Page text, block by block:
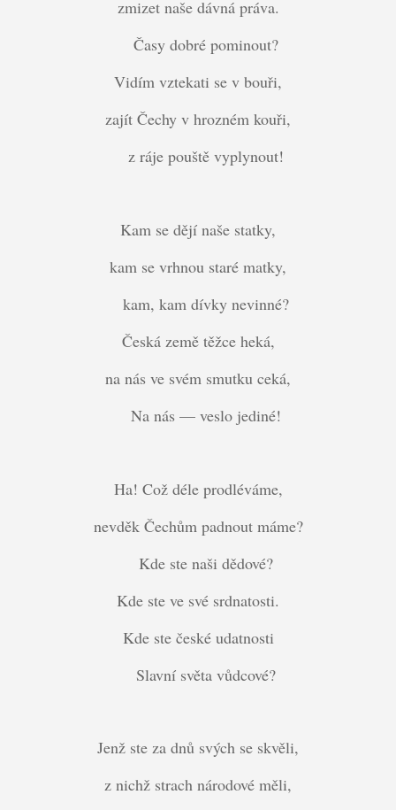
zmizet naše dávná práva.
Časy dobré pominout?
Vidím vztekati se v bouři,
zajít Čechy v hrozném kouři,
z ráje pouště vyplynout!
Kam se dějí naše statky,
kam se vrhnou staré matky,
kam, kam dívky nevinné?
Česká země těžce heká,
na nás ve svém smutku ceká,
Na nás — veslo jediné!
Ha! Což déle prodléváme,
nevděk Čechům padnout máme?
Kde ste naši dědové?
Kde ste ve své srdnatosti.
Kde ste české udatnosti
Slavní světa vůdcové?
Jenž ste za dnů svých se skvěli,
z nichž strach národové měli,